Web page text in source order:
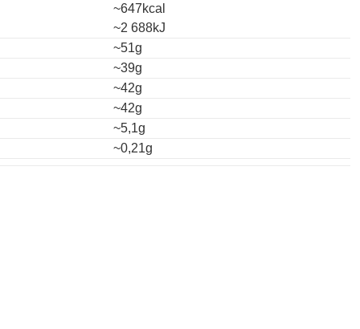
~647kcal
~2 688kJ
~51g
~39g
~42g
~42g
~5,1g
~0,21g